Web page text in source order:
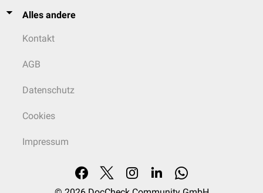
Alles andere
Kontakt
AGB
Datenschutz
Cookies
Impressum